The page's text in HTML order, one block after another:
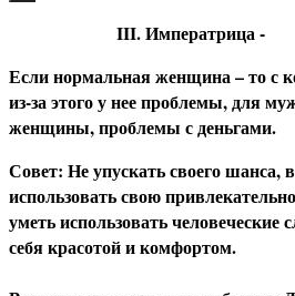
III. Императрица -
Если нормальная женщина – то с
из-за этого у нее проблемы, для
женщины, проблемы с деньгами.
Совет: Не упускать своего шанса,
использовать свою
уметь использовать человеческие
себя красотой и комфортом.